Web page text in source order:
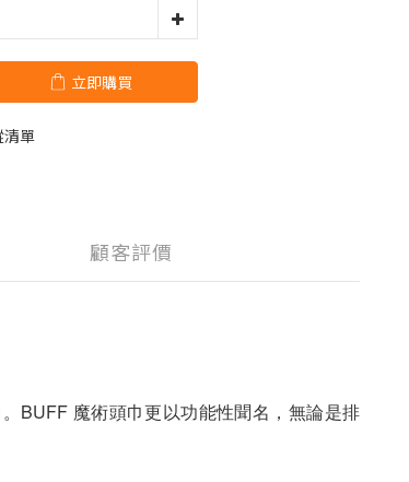
立即購買
清單
顧客評價
BUFF 魔術頭巾更以功能性聞名，無論是排